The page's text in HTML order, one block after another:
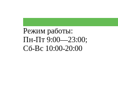
Режим работы:
Пн-Пт 9:00—23:00;
Сб-Вс 10:00-20:00